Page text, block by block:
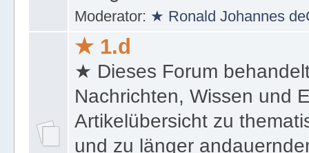
Ereignissen. bodhie.eu ★
Moderator:
★ 1.d
★ Dieses Forum
Nachrichten, Wissen und
Artikelübersicht zu